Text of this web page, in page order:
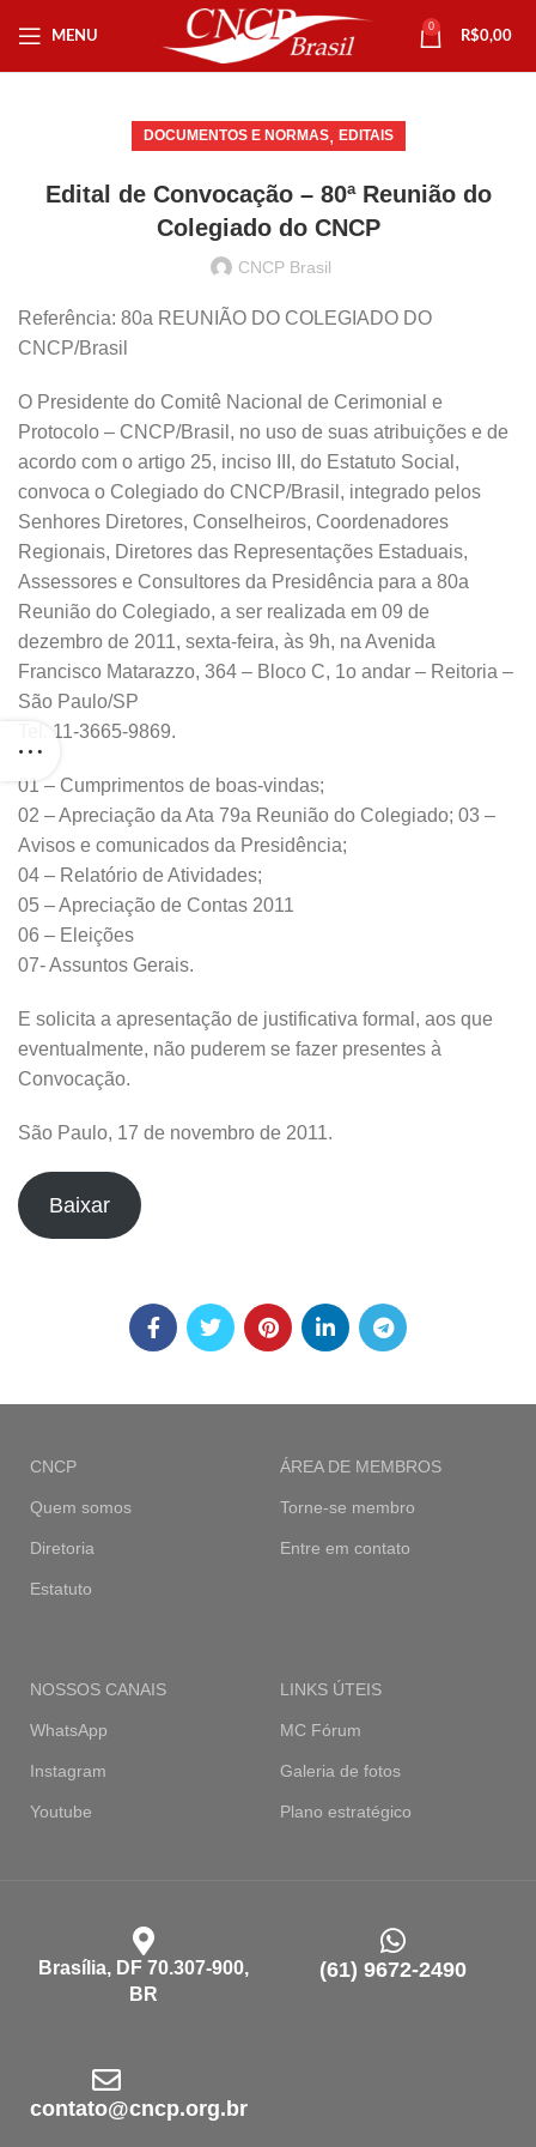
MENU
0
R$0,00
DOCUMENTOS E NORMAS, EDITAIS
Edital de Convocação – 80ª Reunião do
Colegiado do CNCP
CNCP Brasil
Referência: 80a REUNIÃO DO COLEGIADO DO
CNCP/Brasil
O Presidente do Comitê Nacional de Cerimonial e
Protocolo – CNCP/Brasil, no uso de suas atribuições e de
acordo com o artigo 25, inciso III, do Estatuto Social,
convoca o Colegiado do CNCP/Brasil, integrado pelos
Senhores Diretores, Conselheiros, Coordenadores
Regionais, Diretores das Representações Estaduais,
Assessores e Consultores da Presidência para a 80a
Reunião do Colegiado, a ser realizada em 09 de
dezembro de 2011, sexta-feira, às 9h, na Avenida
Francisco Matarazzo, 364 – Bloco C, 1o andar – Reitoria –
São Paulo/SP
Tel. 11-3665-9869.
01 – Cumprimentos de boas-vindas;
02 – Apreciação da Ata 79a Reunião do Colegiado; 03 –
Avisos e comunicados da Presidência;
04 – Relatório de Atividades;
05 – Apreciação de Contas 2011
06 – Eleições
07- Assuntos Gerais.
E solicita a apresentação de justificativa formal, aos que
eventualmente, não puderem se fazer presentes à
Convocação.
São Paulo, 17 de novembro de 2011.
Baixar
CNCP
Quem somos
Diretoria
Estatuto
ÁREA DE MEMBROS
Torne-se membro
Entre em contato
NOSSOS CANAIS
WhatsApp
Instagram
Youtube
LINKS ÚTEIS
MC Fórum
Galeria de fotos
Plano estratégico
Brasília, DF 70.307-900,
BR
(61) 9672-2490
contato@cncp.org.br